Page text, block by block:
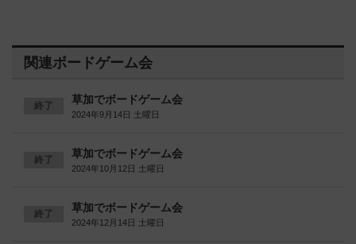
関連ボードゲーム会
終了 草加でボードゲーム会
2024年9月14日 土曜日
終了 草加でボードゲーム会
2024年10月12日 土曜日
終了 草加でボードゲーム会
2024年12月14日 土曜日